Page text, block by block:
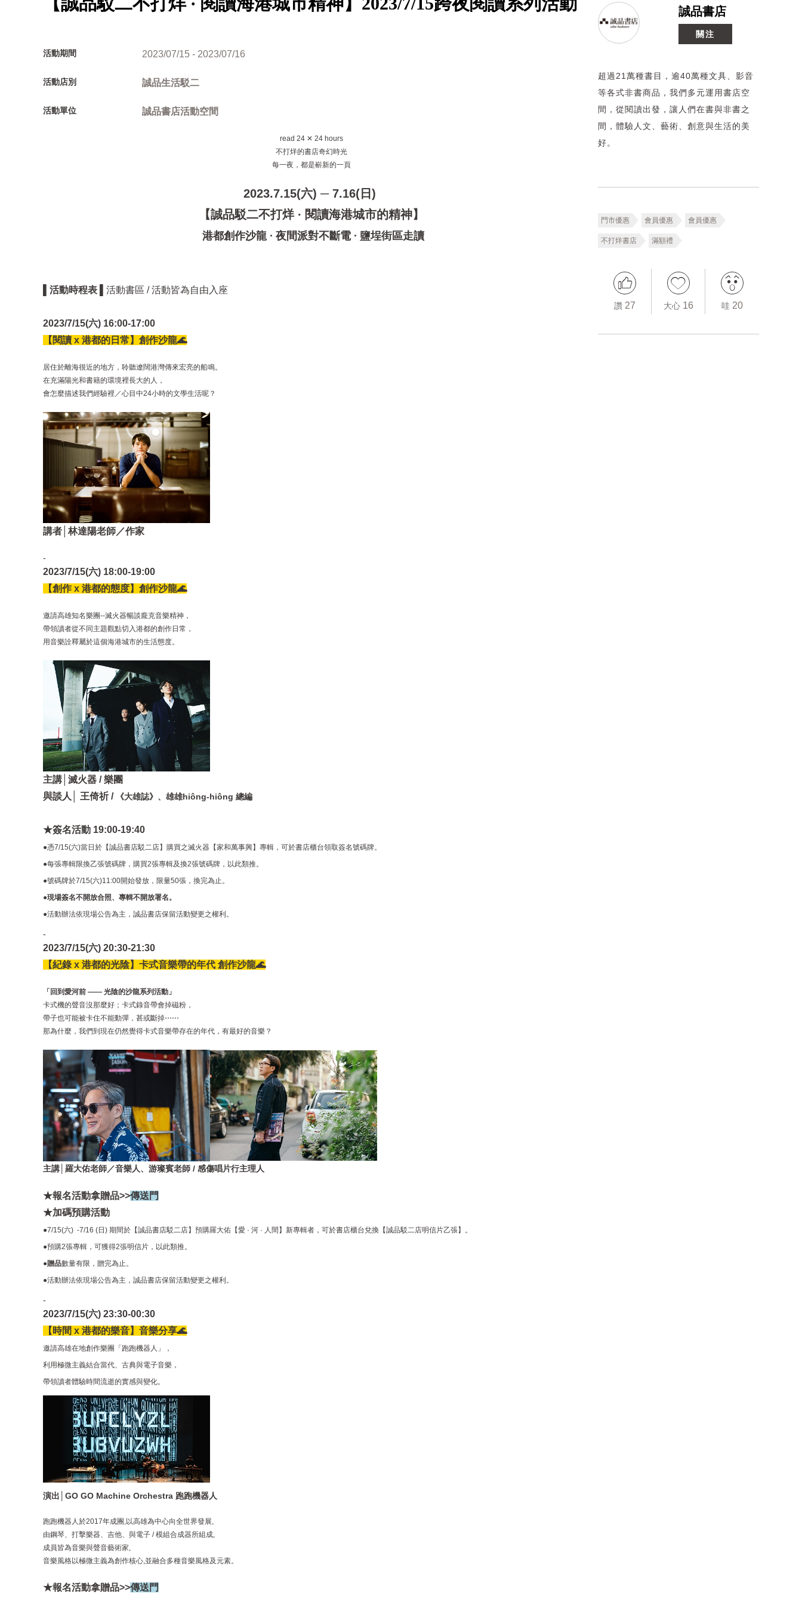
活動期間 2023/07/15 - 2023/07/16
活動店別 誠品生活駁二
活動單位 誠品書店活動空間
read 24 ✕ 24 hours
不打烊的書店奇幻時光
每一夜，都是嶄新的一頁
2023.7.15(六) ─ 7.16(日)
【誠品駁二不打烊 ∙ 閱讀海港城市的精神】
港都創作沙龍 ∙ 夜間派對不斷電 ∙ 鹽埕街區走讀
▌活動時程表 ▌ 活動書區 / 活動皆為自由入座
2023/7/15(六) 16:00-17:00
【閱讀 x 港都的日常】 創作沙龍🌊
居住於離海很近的地方，聆聽遼闊港灣傳來宏亮的船鳴。
在充滿陽光和書籍的環境裡長大的人，
會怎麼描述我們經驗裡／心目中24小時的文學生活呢？
講者│林達陽老師／作家​
-
2023/7/15(六) 18:00-19:00
【創作 x 港都的態度】創作沙龍🌊
邀請高雄知名樂團--滅火器暢談龐克音樂精神，
帶領讀者從不同主題觀點切入港都的創作日常，
用音樂詮釋屬於這個海港城市的生活態度。
主講│滅火器 / 樂團
與談人│ 王倚祈 /
《大雄誌》、雄雄hiông-hiông 總編
★簽名活動 19:00-19:40
●憑7/15(六)當日於【誠品書店駁二店】購買之滅火器【家和萬事興】專輯，可於書店櫃台領取簽名號碼牌。
●每張專輯限換乙張號碼牌，購買2張專輯及換2張號碼牌，以此類推。
●號碼牌於7/15(六)11:00開始發放，限量50張，換完為止。
●現場簽名不開放合照、 專輯不開放署名。
●活動辦法依現場公告為主，誠品書店保留活動變更之權利。
-
2023/7/15(六) 20:30-21:30
【紀錄 x 港都的光陰】卡式音樂帶的年代​ 創作沙龍🌊
「回到愛河前 —— 光陰的沙龍系列活動」
卡式機的聲音沒那麼好；卡式錄音帶會掉磁粉，
帶子也可能被卡住不能動彈，甚或斷掉⋯⋯
那為什麼，我們到現在仍然覺得卡式音樂帶存在的年代，有最好的音樂？
主講│羅大佑老師／音樂人、游璨賓老師 / 感傷唱片行主理人
★報名活動拿贈品>>傳送門
★加碼預購活動
●7/15(六) -7/16 (日) 期間於【誠品書店駁二店】預購羅大佑【愛 · 河 · 人間】新專輯者，可於書店櫃台兌換【誠品駁二店明信片乙張】。
●預購2張專輯，可獲得2張明信片，以此類推。
●贈品數量有限，贈完為止。
●活動辦法依現場公告為主，誠品書店保留活動變更之權利。
-
2023/7/15(六) 23:30-00:30
【時間 x 港都的樂音】音樂分享🌊
邀請高雄在地創作樂團「跑跑機器人」，
利用極微主義結合當代、古典與電子音樂，
帶領讀者體驗時間流逝的實感與變化。
演出│GO GO Machine Orchestra 跑跑機器人
跑跑機器人於2017年成團,以高雄為中心向全世界發展,
由鋼琴、打擊樂器、吉他、與電子 / 模組合成器所組成,
成員皆為音樂與聲音藝術家,
音樂風格以極微主義為創作核心,並融合多種音樂風格及元素。
★報名活動拿贈品>>傳送門
誠品書店
關注
超過21萬種書目，逾40萬種文具、影音
等各式非書商品，我們多元運用書店空
間，從閱讀出發，讓人們在書與非書之
間，體驗人文、藝術、創意與生活的美
好。
門市優惠 會員優惠 會員優惠
不打烊書店 滿額禮
讚 27 大心 16 哇 20